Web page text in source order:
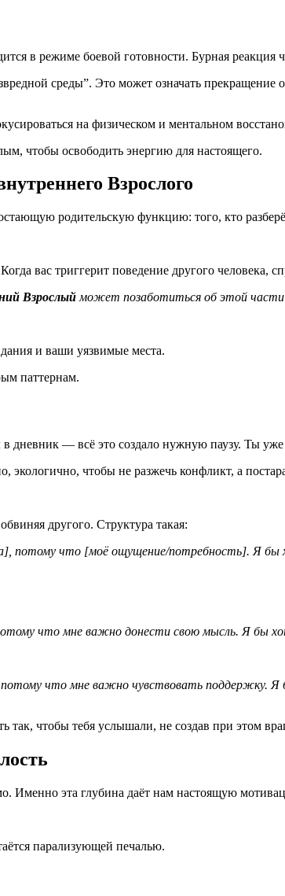
в режиме боевой готовности. Бурная реакция
среды”. Это может означать
на физическом и ментальном
чтобы освободить энергию для настоящего.
Взрослого
родительскую функцию: того, кто
вас триггерит поведение другого человека,
Взрослый может позаботиться об этой части
и ваши уязвимые места.
паттернам.
— всё это создало нужную паузу. Ты уже
экологично, чтобы не разжечь конфликт, а
другого. Структура такая:
потому что [моё ощущение/потребность]. Я
что мне важно донести свою мысль. Я бы
что мне важно чувствовать поддержку. Я
так, чтобы тебя услышали, не создав при этом
Именно эта глубина даёт нам настоящую
парализующей печалью.